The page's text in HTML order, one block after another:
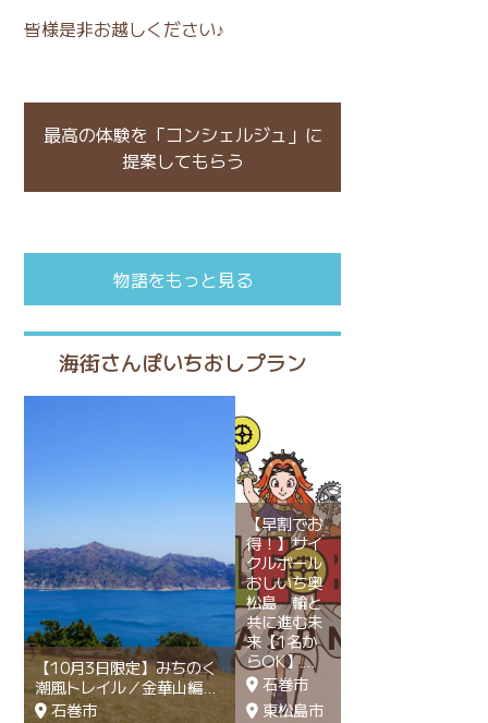
皆様是非お越しください♪
最高の体験を「コンシェルジュ」に
提案してもらう
物語をもっと見る
海街さんぽいちおしプラン
【10月3日限定】みちのく
潮風トレイル／金華山編
石巻市
【早割でお
得！】サイ
クルボール
おしいち奥
松島 輪と
共に進む未
来【1名か
らOK】
石巻市
東松島市